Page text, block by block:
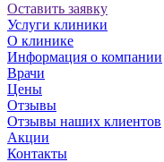
Оставить заявку
Услуги клиники
О клинике
Информация о компании
Врачи
Цены
Отзывы
Отзывы наших клиентов
Акции
Контакты